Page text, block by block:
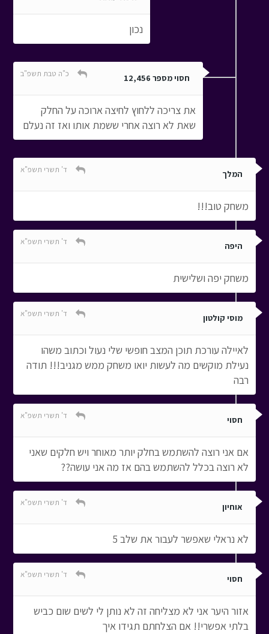
נכון
חסוי מספר 12,456 כ"ה טבת תשפ"ב
את צריכה ללחוץ לחיצה ארוכה על החלק
שאת לא רוצה אחרי ששמת אותו ואז זה נעלם
המלך ד' תשרי תשפ"א
משחק טוב!!!
היפה ד' תשרי תשפ"א
משחק יפה ושלישית
מוסי קולטון ד' תשרי תשפ"א
לאיילה עורכת תוכן המצב חופשי שלי נעול וכתוב משהו
נעילת מוקשים מה לעשות יואו משחק ממש מגניב!!! תודה
רבה
חסוי ד' תשרי תשפ"א
אם אני רוצה להשתמש בחלק יותר מאוחר ויש חלקים שאני
לא רוצה בכלל להשתמש בהם אז מה אני עושה??
אוחיון ד' תשרי תשפ"א
לא נראלי שאפשר לעבור את שלב 5
חסוי ד' תשרי תשפ"א
אזור היער אני לא מצליחה זה לא נותן לי לשים שום כביש
בלתי אפשרי!! אם הצלחתם תגידו איך